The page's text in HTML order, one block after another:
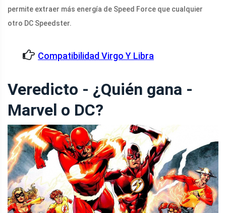
permite extraer más energía de Speed ​​​​Force que cualquier
otro DC Speedster.
Compatibilidad Virgo Y Libra
Veredicto - ¿Quién gana -
Marvel o DC?